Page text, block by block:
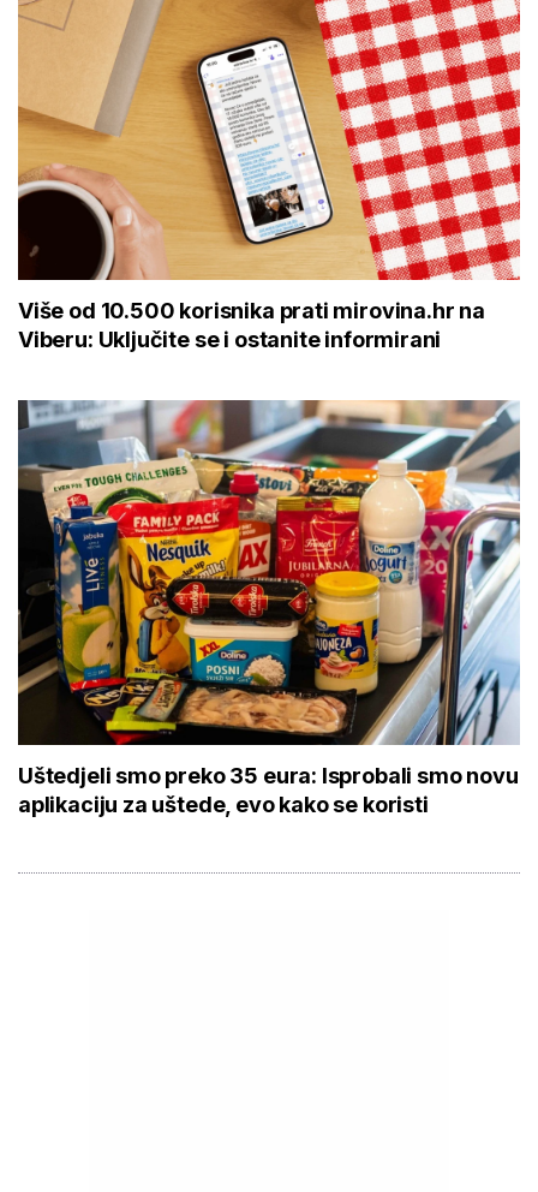
Više od 10.500 korisnika prati mirovina.hr na
Viberu: Uključite se i ostanite informirani
Uštedjeli smo preko 35 eura: Isprobali smo novu
aplikaciju za uštede, evo kako se koristi